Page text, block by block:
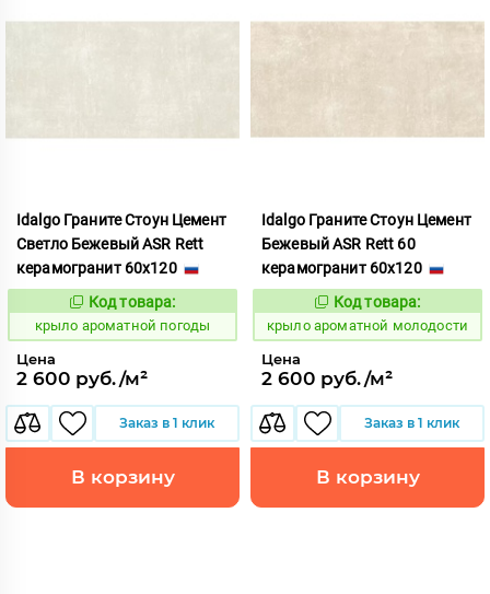
Idalgo Граните Стоун Цемент
Светло Бежевый ASR Rett
керамогранит 60x120
828446
Код товара:
крыло ароматной погоды
Цена
2 600 руб./м²
Заказ в 1 клик
В корзину
Idalgo Граните Стоун Цемент
Бежевый ASR Rett 60
керамогранит 60x120
828429
Код товара:
крыло ароматной молодости
Цена
2 600 руб./м²
Заказ в 1 клик
В корзину